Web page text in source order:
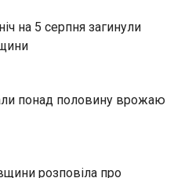
на 5 серпня загинули
понад половину врожаю
розповіла про